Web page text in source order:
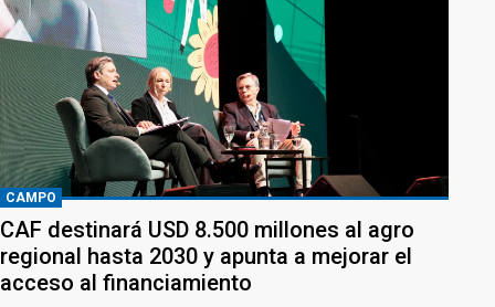
CAMPO
CAF destinará USD 8.500 millones al agro
regional hasta 2030 y apunta a mejorar el
acceso al financiamiento